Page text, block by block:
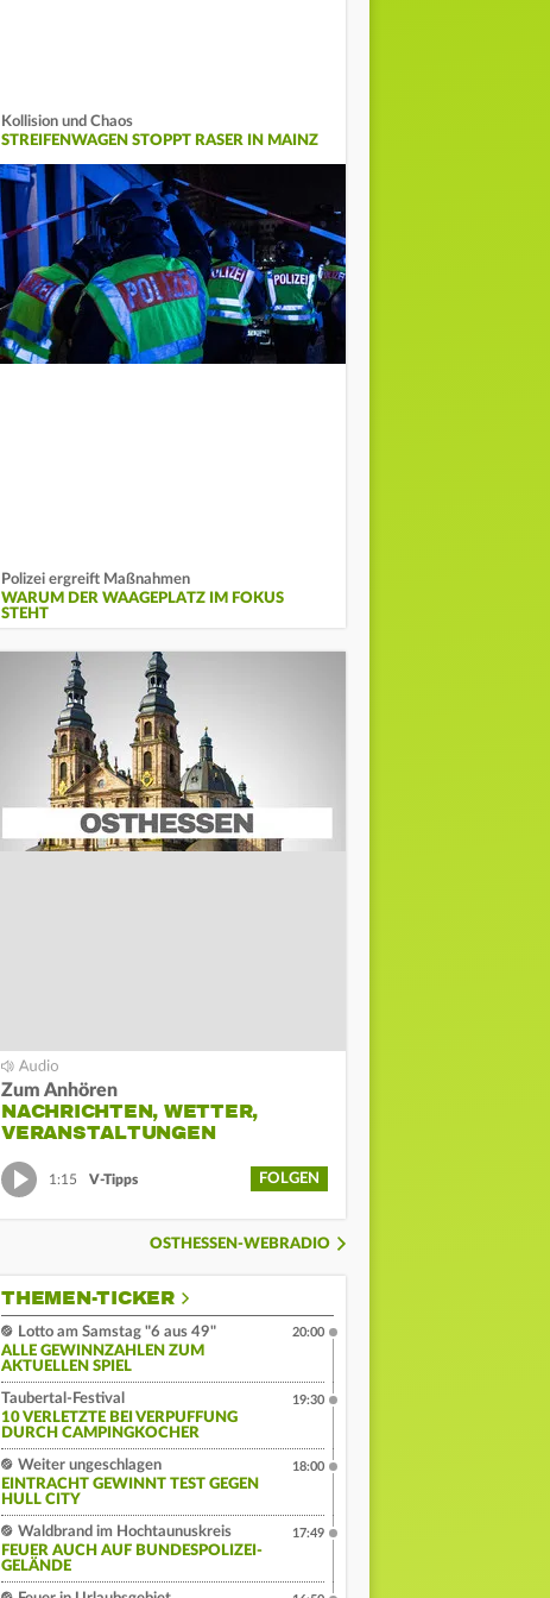
Kollision und Chaos
STREIFENWAGEN STOPPT RASER IN MAINZ
Polizei ergreift Maßnahmen
WARUM DER WAAGEPLATZ IM FOKUS
STEHT
Zum Anhören
NACHRICHTEN, WETTER,
VERANSTALTUNGEN
1:15 V-Tipps FOLGEN
OSTHESSEN-WEBRADIO
THEMEN-TICKER
Lotto am Samstag "6 aus 49"
ALLE GEWINNZAHLEN ZUM
AKTUELLEN SPIEL
20:00
Taubertal-Festival
10 VERLETZTE BEI VERPUFFUNG
DURCH CAMPINGKOCHER
19:30
Weiter ungeschlagen
EINTRACHT GEWINNT TEST GEGEN
HULL CITY
18:00
Waldbrand im Hochtaunuskreis
FEUER AUCH AUF BUNDESPOLIZEI-
GELÄNDE
17:49